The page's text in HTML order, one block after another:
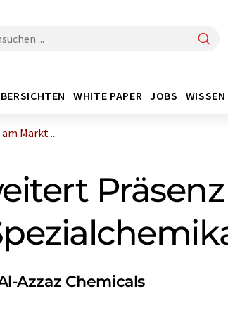
WHITE PAPER JOBS
Markt ...
Azzaz Chemicals